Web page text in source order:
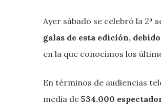
Ayer sábado se celebró la 2ª
galas de esta edición,
en la que conocimos los
En términos de audiencias
media de 534.000